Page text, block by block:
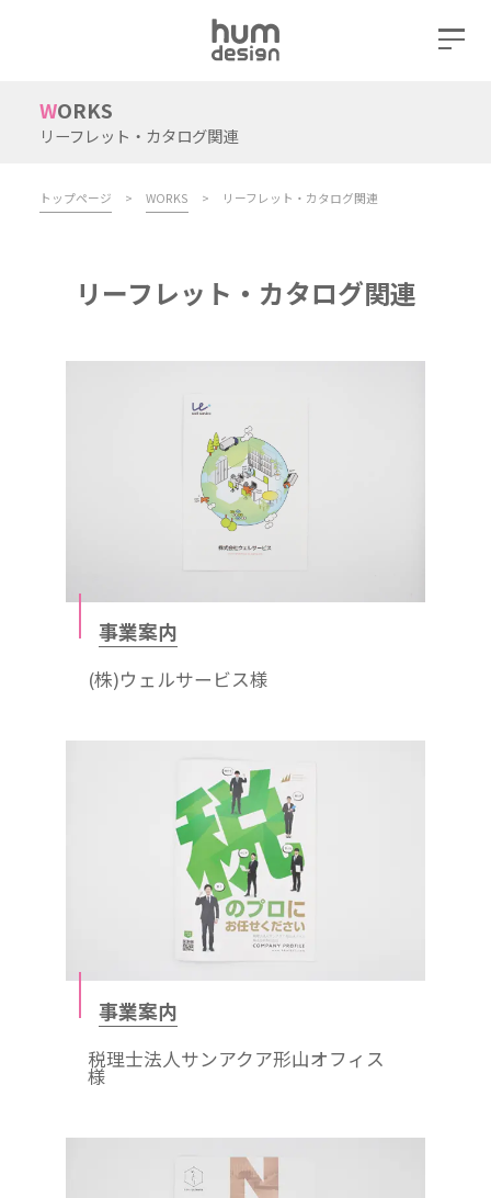
WORKS
リーフレット・カタログ関連
トップページ > WORKS > リーフレット・カタログ関連
リーフレット・カタログ関連
事業案内
(株)ウェルサービス様
事業案内
税理士法人サンアクア形山オフィス
様